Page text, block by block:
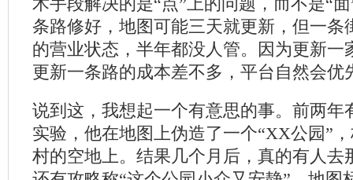
术手段解决的是“点”上的问题，而不是“
条路修好，地图可能三天就更新，但一条
的营业状态，半年都没人管。因为更新一
更新一条路的成本差不多，平台自然会优
说到这，我想起一个有意思的事。前两年
实验，他在地图上伪造了一个“XX公园”
村的空地上。结果几个月后，真的有人去